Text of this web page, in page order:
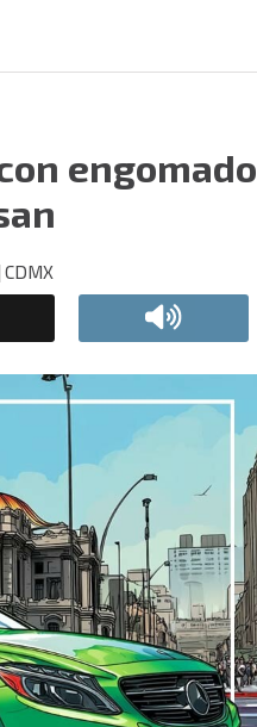
engomado
CDMX